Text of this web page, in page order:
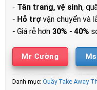
- Tân trang, vệ sinh,
- Hỗ trợvận chuyển và
- Giá rẻ hơn 30% - 40%
Mr Cường
Danh mục: Quầy Take Away